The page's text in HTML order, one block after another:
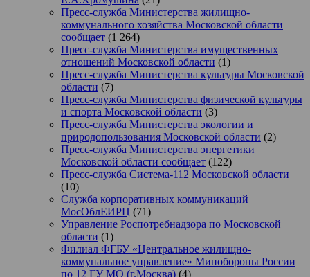
Пресс-служба Министерства жилищно-
коммунального хозяйства Московской области
сообщает (1 264)
Пресс-служба Министерства имущественных
отношений Московской области (1)
Пресс-служба Министерства культуры Московской
области (7)
Пресс-служба Министерства физической культуры
и спорта Московской области (3)
Пресс-служба Министерства экологии и
природопользования Московской области (2)
Пресс-служба Министерства энергетики
Московской области сообщает (122)
Пресс-служба Система-112 Московской области
(10)
Служба корпоративных коммуникаций
МосОблЕИРЦ (71)
Управление Роспотребнадзора по Московской
области (1)
Филиал ФГБУ «Центральное жилищно-
коммунальное управление» Минобороны России
по 12 ГУ МО (г.Москва) (4)